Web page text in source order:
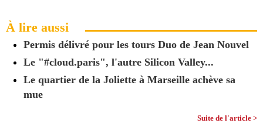
À lire aussi
Permis délivré pour les tours Duo de Jean Nouvel
Le "#cloud.paris", l'autre Silicon Valley...
Le quartier de la Joliette à Marseille achève sa
mue
Suite de l'article >